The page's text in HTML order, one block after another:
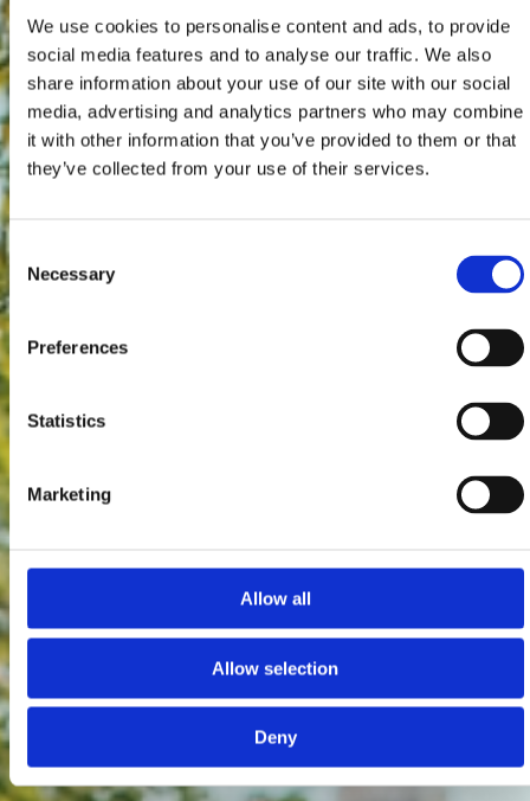
We use cookies to personalise content and ads, to provide
social media features and to analyse our traffic. We also
share information about your use of our site with our social
media, advertising and analytics partners who may combine
it with other information that you’ve provided to them or that
they’ve collected from your use of their services.
Consent
Selection
Necessary
Preferences
Statistics
Marketing
Allow all
Allow selection
Deny